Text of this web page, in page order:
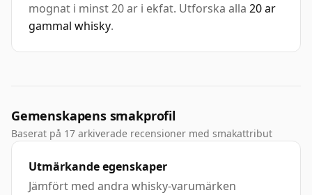
mognat i minst 20 ar i ekfat. Utforska alla 20 ar
gammal whisky.
Gemenskapens smakprofil
Baserat på 17 arkiverade recensioner med smakattribut
Utmärkande egenskaper
Jämfört med andra whisky-varumärken